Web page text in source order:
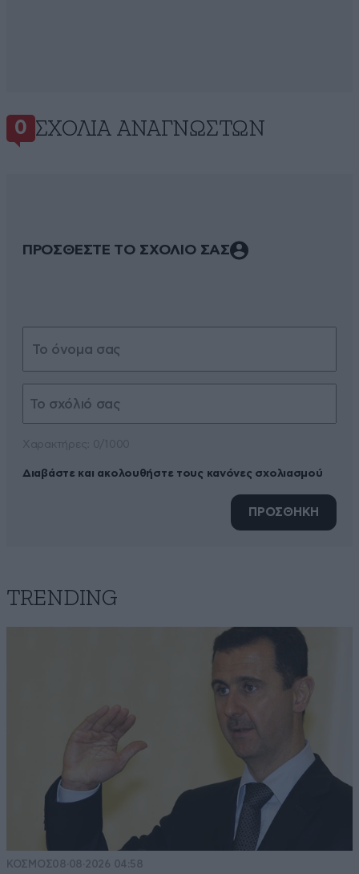
0 ΣΧΌΛΙΑ ΑΝΑΓΝΩΣΤΏΝ
ΠΡΟΣΘΕΣΤΕ ΤΟ ΣΧΟΛΙΟ ΣΑΣ
Διαβάστε και ακολουθήστε τους κανόνες σχολιασμού
ΠΡΟΣΘΗΚΗ
TRENDING
ΚΟΣΜΟΣ08·08·2026 04:58